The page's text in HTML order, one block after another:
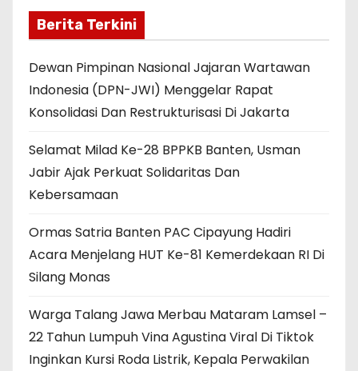
Berita Terkini
Dewan Pimpinan Nasional Jajaran Wartawan
Indonesia (DPN-JWI) Menggelar Rapat
Konsolidasi Dan Restrukturisasi Di Jakarta
Selamat Milad Ke-28 BPPKB Banten, Usman
Jabir Ajak Perkuat Solidaritas Dan
Kebersamaan
Ormas Satria Banten PAC Cipayung Hadiri
Acara Menjelang HUT Ke-81 Kemerdekaan RI Di
Silang Monas
Warga Talang Jawa Merbau Mataram Lamsel –
22 Tahun Lumpuh Vina Agustina Viral Di Tiktok
Inginkan Kursi Roda Listrik, Kepala Perwakilan